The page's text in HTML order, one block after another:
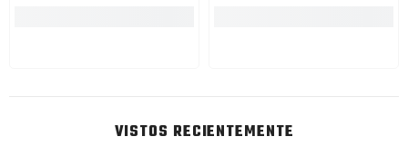
VISTOS RECIENTEMENTE